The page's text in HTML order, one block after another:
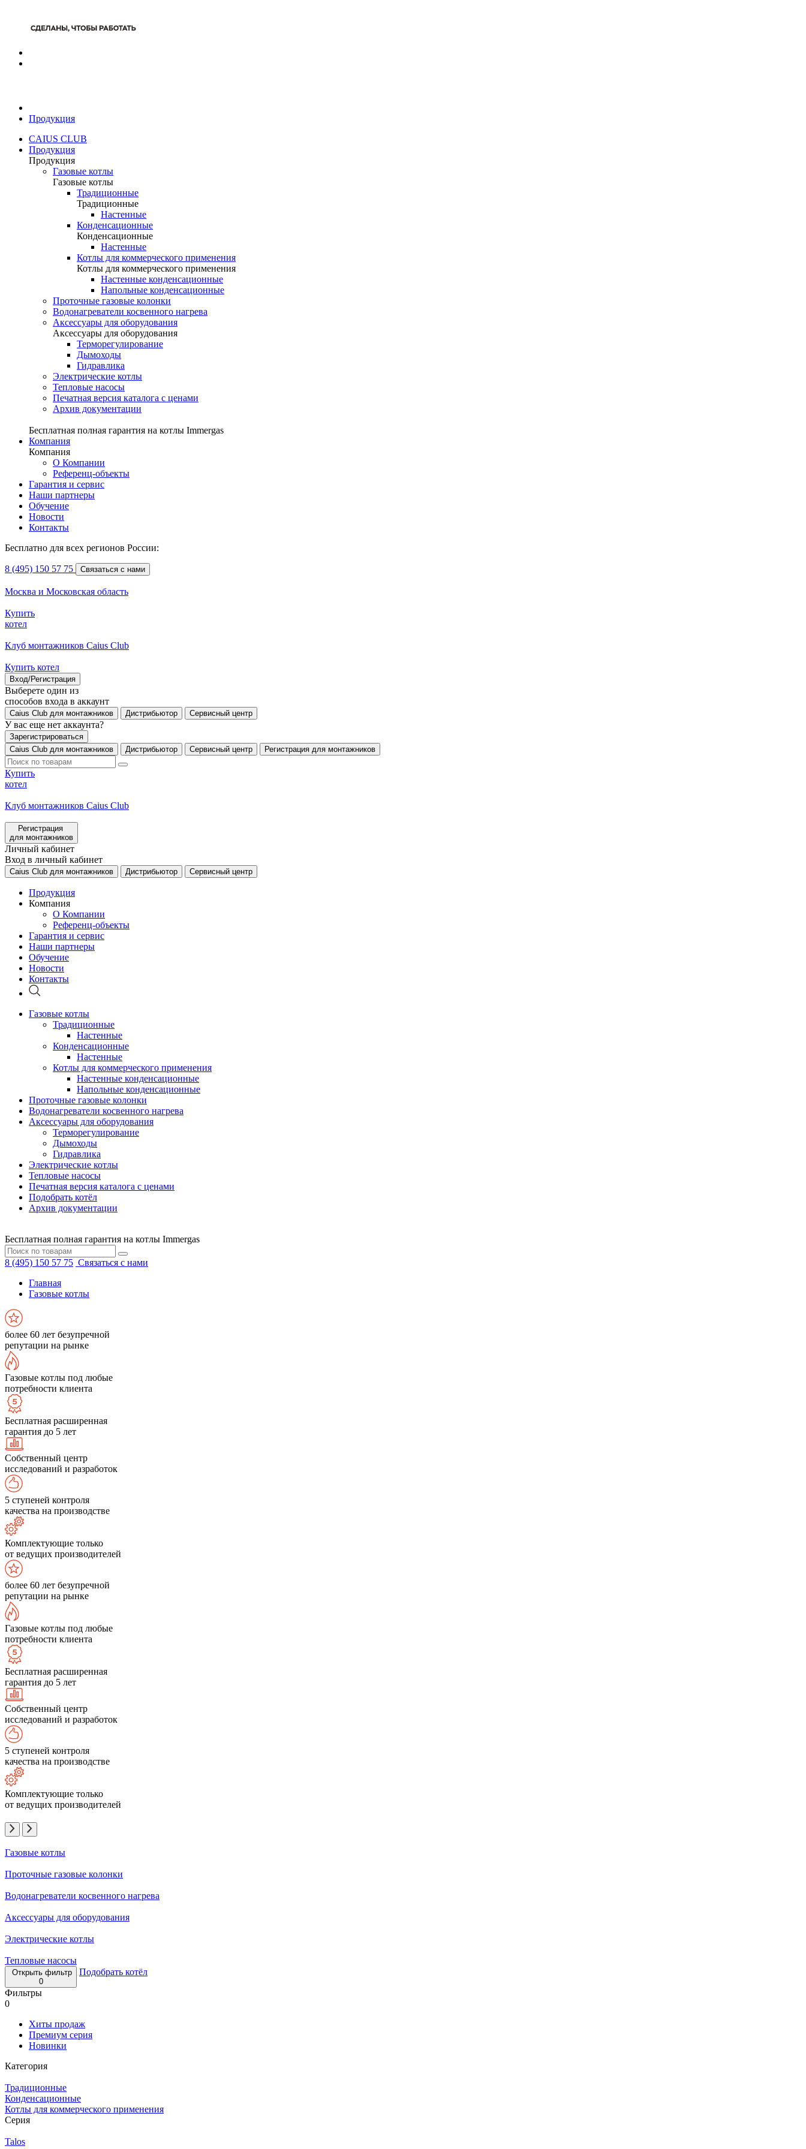
Продукция
CAIUS CLUB
Продукция
Продукция
Газовые котлы
Газовые котлы
Традиционные
Традиционные
Настенные
Конденсационные
Конденсационные
Настенные
Котлы для коммерческого применения
Котлы для коммерческого применения
Настенные конденсационные
Напольные конденсационные
Проточные газовые колонки
Водонагреватели косвенного нагрева
Аксессуары для оборудования
Аксессуары для оборудования
Терморегулирование
Дымоходы
Гидравлика
Электрические котлы
Тепловые насосы
Печатная версия каталога с ценами
Архив документации
Бесплатная полная гарантия на котлы Immergas
Компания
Компания
О Компании
Референц-объекты
Гарантия и сервис
Наши партнеры
Обучение
Новости
Контакты
Бесплатно для всех регионов России:
8 (495) 150 57 75 Связаться с нами
Москва и Московская область
Купить
котел
Клуб монтажников Caius Club
Купить котел
Вход/Регистрация
Выберете один из
способов входа в аккаунт
Caius Club для монтажников Дистрибьютор Сервисный центр
У вас еще нет аккаунта?
Зарегистрироваться
Caius Club для монтажников
Дистрибьютор Сервисный центр Регистрация для монтажников
Купить
котел
Клуб монтажников Caius Club
Регистрация
для монтажников
Личный кабинет
Вход в личный кабинет
Caius Club для монтажников Дистрибьютор Сервисный центр
Продукция
Компания
О Компании
Референц-объекты
Гарантия и сервис
Наши партнеры
Обучение
Новости
Контакты
Газовые котлы
Традиционные
Настенные
Конденсационные
Настенные
Котлы для коммерческого применения
Настенные конденсационные
Напольные конденсационные
Проточные газовые колонки
Водонагреватели косвенного нагрева
Аксессуары для оборудования
Терморегулирование
Дымоходы
Гидравлика
Электрические котлы
Тепловые насосы
Печатная версия каталога с ценами
Подобрать котёл
Архив документации
Бесплатная полная гарантия на котлы Immergas
8 (495) 150 57 75 Связаться с нами
Главная
Газовые котлы
более 60 лет безупречной
репутации на рынке
Газовые котлы под любые
потребности клиента
Бесплатная расширенная
гарантия до 5 лет
Собственный центр
исследований и разработок
5 ступеней контроля
качества на производстве
Комплектующие только
от ведущих производителей
более 60 лет безупречной
репутации на рынке
Газовые котлы под любые
потребности клиента
Бесплатная расширенная
гарантия до 5 лет
Собственный центр
исследований и разработок
5 ступеней контроля
качества на производстве
Комплектующие только
от ведущих производителей
Газовые котлы
Проточные газовые колонки
Водонагреватели косвенного нагрева
Аксессуары для оборудования
Электрические котлы
Тепловые насосы
Открыть фильтр
0
Подобрать котёл
Фильтры
0
Хиты продаж
Премиум серия
Новинки
Категория
Традиционные
Конденсационные
Котлы для коммерческого применения
Серия
Talos